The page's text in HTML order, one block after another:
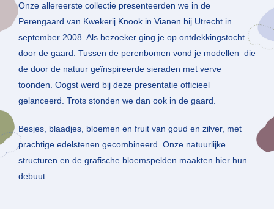
Onze allereerste collectie presenteerden we in de
Perengaard van Kwekerij Knook in Vianen bij Utrecht in
september 2008. Als bezoeker ging je op ontdekkingstocht
door de gaard. Tussen de perenbomen vond je modellen die
de door de natuur geïnspireerde sieraden met verve
toonden. Oogst werd bij deze presentatie officieel
gelanceerd. Trots stonden we dan ook in de gaard.
Besjes, blaadjes, bloemen en fruit van goud en zilver, met
prachtige edelstenen gecombineerd. Onze natuurlijke
structuren en de grafische bloemspelden maakten hier hun
debuut.